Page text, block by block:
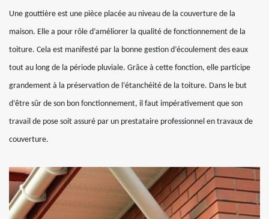
Une gouttière est une pièce placée au niveau de la couverture de la
maison. Elle a pour rôle d’améliorer la qualité de fonctionnement de la
toiture. Cela est manifesté par la bonne gestion d’écoulement des eaux
tout au long de la période pluviale. Grâce à cette fonction, elle participe
grandement à la préservation de l’étanchéité de la toiture. Dans le but
d’être sûr de son bon fonctionnement, il faut impérativement que son
travail de pose soit assuré par un prestataire professionnel en travaux de
couverture.